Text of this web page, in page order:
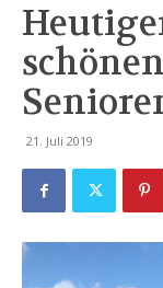
schönen
21. Juli 2019